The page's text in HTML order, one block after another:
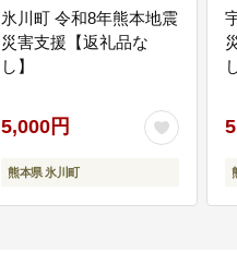
氷川町 令和8年熊本地震
災害支援【返礼品な
し】
5,000円
熊本県 氷川町